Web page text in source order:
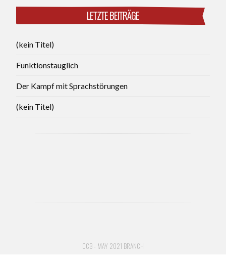
LETZTE BEITRÄGE
(kein Titel)
Funktionstauglich
Der Kampf mit Sprachstörungen
(kein Titel)
CCB - MAY 2021 BRANCH